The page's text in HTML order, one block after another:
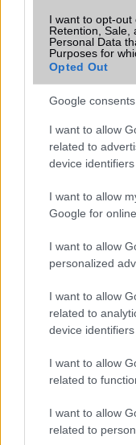
I want to opt-out
Retention, Sale,
Personal Data
Purposes for
Opted Out
Google consents
I want to allow
related to
device identifiers
I want to allow
Google for
I want to allow
personalized
I want to allow
related to
device identifiers
I want to allow
related to
I want to allow
related to
Terület
Funkciók
Brand
Védelem
N/A = Nincs adat.
Új és Használt